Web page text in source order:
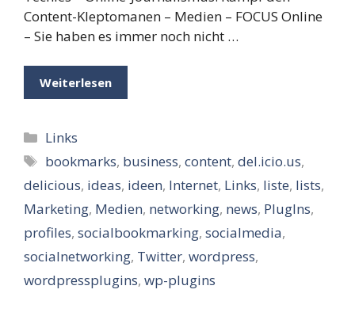
Content-Kleptomanen – Medien – FOCUS Online
– Sie haben es immer noch nicht …
Weiterlesen
Kategorien
Links
Schlagwörter
bookmarks, business,content,del.icio.us,
delicious, ideas, ideen, Internet, Links, liste, lists,
Marketing, Medien, networking, news, PlugIns,
profiles, socialbookmarking, socialmedia,
socialnetworking, Twitter, wordpress,
wordpressplugins, wp-plugins